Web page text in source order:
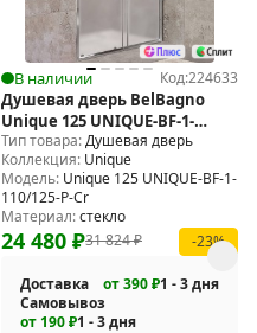
В наличии Код:224633
Душевая дверь BelBagno
Unique 125 UNIQUE-BF-1-
110/125-P-Cr
Тип товара:Душевая дверь
Коллекция: Unique
Модель: Unique 125 UNIQUE-BF-1-
110/125-P-Cr
Материал:стекло
31 824₽
24 480 ₽ -23%
Доставка от 390 ₽1 - 3 дня
Самовывоз
от 190 ₽1 - 3 дня